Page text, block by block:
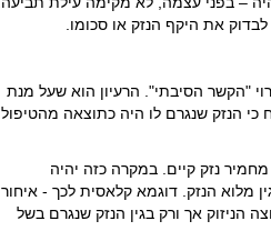
את היקף הנזק או סכומו.
"הקשר הסיבתי". הרעיון הוא שעל מנת
כי הנזק שנגרם לו היה כתוצאה מהטיפול
נזק קיים. במקרה כזה יהיה
מלוא הנזק. דוגמא קלאסית לכך - איחור
הניזוק אך ורק בגין הנזק שנגרם בשל